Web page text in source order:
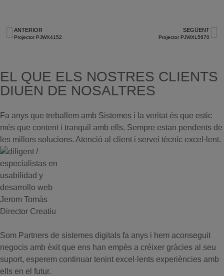
ANTERIOR
Projector PJWX4152
SEGÜENT
Projector PJWXL5670
EL QUE ELS NOSTRES CLIENTS
DIUEN DE NOSALTRES
Fa anys que treballem amb Sistemes i la veritat és que estic
més que content i tranquil amb ells. Sempre estan pendents de
les millors solucions. Atenció al client i servei tècnic excel·lent.
Jerom Tomàs
Director Creatiu
Som Partners de sistemes digitals fa anys i hem aconseguit
negocis amb èxit que ens han empès a créixer gràcies al seu
suport, esperem continuar tenint excel·lents experiències amb
ells en el futur.